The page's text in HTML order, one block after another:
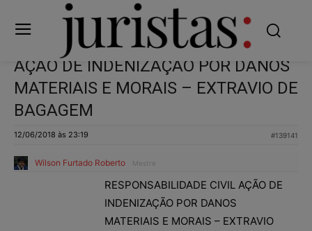
AÇÃO DE INDENIZAÇÃO POR DANOS
MATERIAIS E MORAIS – EXTRAVIO DE
BAGAGEM
12/06/2018 às 23:19 #139141
Wilson Furtado Roberto Mestre
RESPONSABILIDADE CIVIL AÇÃO DE
INDENIZAÇÃO POR DANOS
MATERIAIS E MORAIS – EXTRAVIO